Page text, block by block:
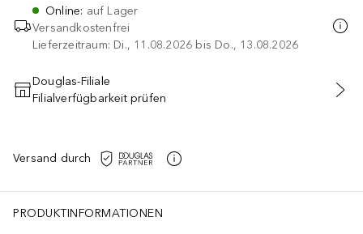
Online: auf Lager
Versandkostenfrei
Lieferzeitraum: Di., 11.08.2026 bis Do., 13.08.2026
IN DEN WARENKORB
Douglas-Filiale
Filialverfügbarkeit prüfen
Versand durch
PRODUKTINFORMATIONEN